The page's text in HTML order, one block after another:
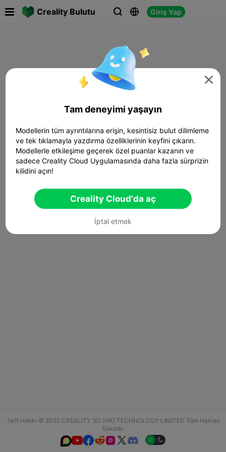
Creality Bulutu   Giriş Yap
Telif Hakkı © 2025 CREALITY 3D (HK) TECHNOLOGY LIMITED Tüm Hakları
Saklıdır.
  

Tam deneyimi yaşayın
Modellerin tüm ayrıntılarına erişin, kesintisiz bulut dilimleme
ve tek tıklamayla yazdırma özelliklerinin keyfini çıkarın.
Modellerle etkileşime geçerek özel puanlar kazanın ve
sadece Creality Cloud Uygulamasında daha fazla sürprizin
kilidini açın!
Creality Cloud'da aç
İptal etmek